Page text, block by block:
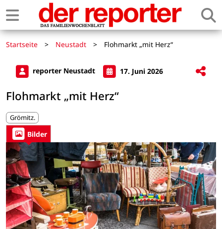
Startseite > Neustadt > Flohmarkt „mit Herz“
reporter Neustadt 17. Juni 2026
Flohmarkt „mit Herz“
Grömitz.
Bilder